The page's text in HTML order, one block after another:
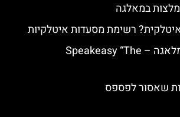
במאלגה
רשימת מסעדות איטלקיות
בר קוקטיילים במלאגה – Speakeasy “The
שאסור לפספס